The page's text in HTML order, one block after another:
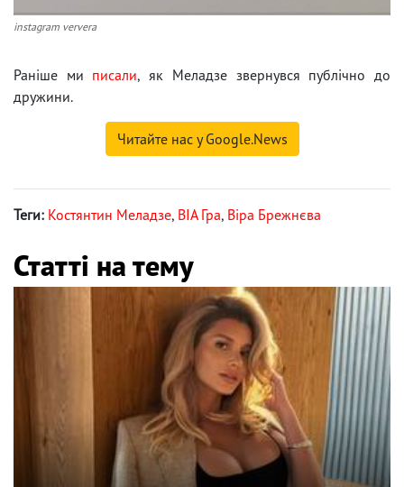
instagram ververa
Раніше ми писали, як Меладзе звернувся публічно до
дружини.
Читайте нас у Google.News
Теги: Костянтин Меладзе, ВІА Гра, Віра Брежнєва
Статті на тему